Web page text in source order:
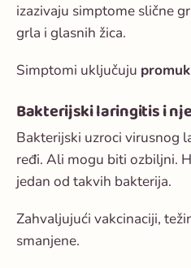
izazivaju simptome slične
grla i glasnih žica.
Simptomi uključuju
Bakterijski laringitis i
Bakterijski uzroci virusnog
ređi. Ali mogu biti ozbiljni.
jedan od takvih bakterija.
Zahvaljujući vakcinaciji,
smanjene.